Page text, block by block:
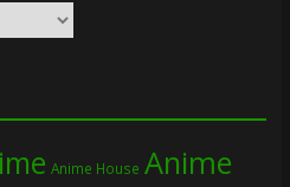
Anime House Anime